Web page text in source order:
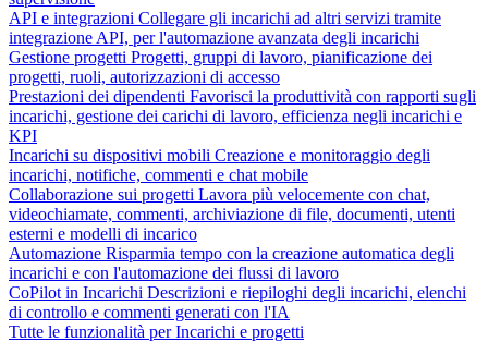
API e integrazioni Collegare gli incarichi ad altri servizi tramite
integrazione API, per l'automazione avanzata degli incarichi
Gestione progetti Progetti, gruppi di lavoro, pianificazione dei
progetti, ruoli, autorizzazioni di accesso
Prestazioni dei dipendenti Favorisci la produttività con rapporti sugli
incarichi, gestione dei carichi di lavoro, efficienza negli incarichi e
KPI
Incarichi su dispositivi mobili Creazione e monitoraggio degli
incarichi, notifiche, commenti e chat mobile
Collaborazione sui progetti Lavora più velocemente con chat,
videochiamate, commenti, archiviazione di file, documenti, utenti
esterni e modelli di incarico
Automazione Risparmia tempo con la creazione automatica degli
incarichi e con l'automazione dei flussi di lavoro
CoPilot in Incarichi Descrizioni e riepiloghi degli incarichi, elenchi
di controllo e commenti generati con l'IA
Tutte le funzionalità per Incarichi e progetti